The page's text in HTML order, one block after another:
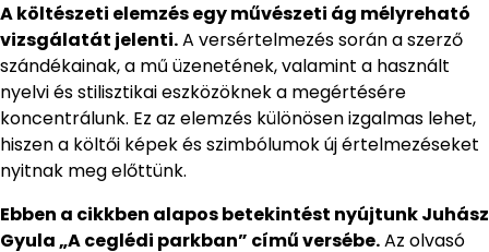
A költészeti elemzés egy művészeti ág mélyreható
vizsgálatát jelenti.A versértelmezés során a szerző
szándékainak, a mű üzenetének, valamint a használt
nyelvi és stilisztikai eszközöknek a megértésére
koncentrálunk. Ez az elemzés különösen izgalmas lehet,
hiszen a költői képek és szimbólumok új értelmezéseket
nyitnak meg előttünk.
Ebben a cikkben alapos betekintést nyújtunk Juhász
Gyula „A ceglédi parkban” című versébe.Az olvasó